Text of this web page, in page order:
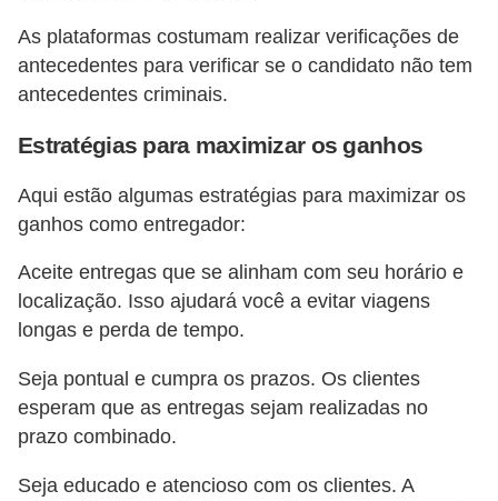
As plataformas costumam realizar verificações de
antecedentes para verificar se o candidato não tem
antecedentes criminais.
Estratégias para maximizar os ganhos
Aqui estão algumas estratégias para maximizar os
ganhos como entregador:
Aceite entregas que se alinham com seu horário e
localização. Isso ajudará você a evitar viagens
longas e perda de tempo.
Seja pontual e cumpra os prazos. Os clientes
esperam que as entregas sejam realizadas no
prazo combinado.
Seja educado e atencioso com os clientes. A